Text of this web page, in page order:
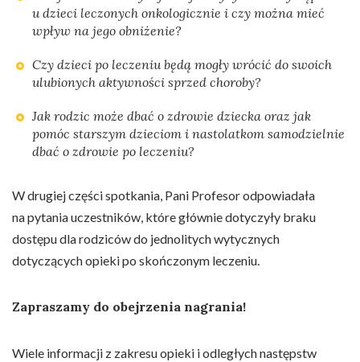
u dzieci leczonych onkologicznie i czy można mieć
wpływ na jego obniżenie?
Czy dzieci po leczeniu będą mogły wrócić do swoich
ulubionych aktywności sprzed choroby?
Jak rodzic może dbać o zdrowie dziecka oraz jak
pomóc starszym dzieciom i nastolatkom samodzielnie
dbać o zdrowie po leczeniu?
W drugiej części spotkania, Pani Profesor odpowiadała
na pytania uczestników, które głównie dotyczyły braku
dostępu dla rodziców do jednolitych wytycznych
dotyczących opieki po skończonym leczeniu.
Zapraszamy do obejrzenia nagrania!
Wiele informacji z zakresu opieki i odległych następstw